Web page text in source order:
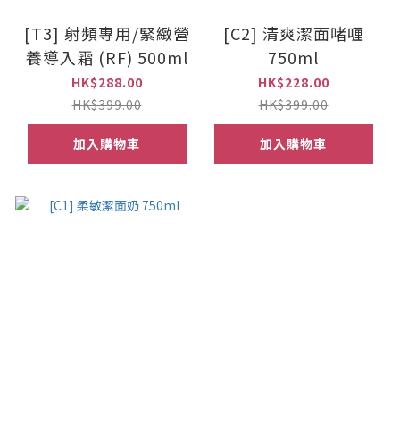
[T3] 射頻專用/緊緻營
養導入霜 (RF) 500ml
HK$288.00
HK$399.00
加入購物車
[C2] 清爽潔面啫喱
750ml
HK$228.00
HK$399.00
加入購物車